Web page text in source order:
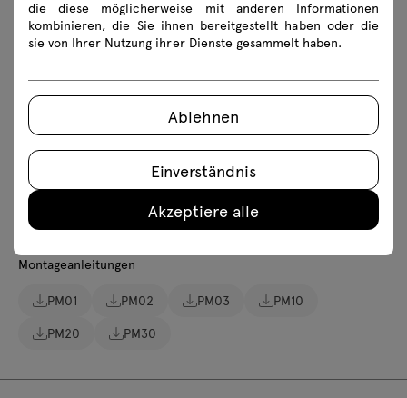
Downloads
3D-Modelle aller Symbole der Kollektion herunterladen
Montageanleitungen
PM01 PM02 PM03
PM10
PM20
PM30
die diese möglicherweise mit anderen Informationen
kombinieren, die Sie ihnen bereitgestellt haben oder die
sie von Ihrer Nutzung ihrer Dienste gesammelt haben.
Ablehnen
Einverständnis
Akzeptiere alle